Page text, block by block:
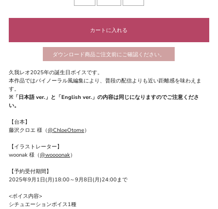
ダウンロード商品ご注文前にご確認ください。
久我レオ2025年の誕生日ボイスです。
本作品ではバイノーラル風編集により、普段の配信よりも近い距離感を味わえま
す。
※「日本語 ver.」と「English ver.」の内容は同じになりますのでご注意くださ
い。
【台本】
藤沢クロエ 様（@ChloeOtome）
【イラストレーター】
woonak 様（@woooonak）
【予約受付期間】
2025年9月1日(月)18:00～9月8日(月)24:00まで
<ボイス内容>
シチュエーションボイス1種